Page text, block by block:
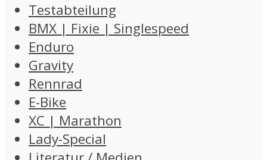
Testabteilung
BMX | Fixie | Singlespeed
Enduro
Gravity
Rennrad
E-Bike
XC | Marathon
Lady-Special